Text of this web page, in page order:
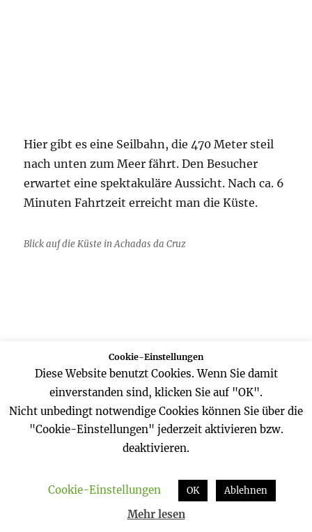
Hier gibt es eine Seilbahn, die 470 Meter steil
nach unten zum Meer fährt. Den Besucher
erwartet eine spektakuläre Aussicht. Nach ca. 6
Minuten Fahrtzeit erreicht man die Küste.
Blick auf die Küste in Achadas da Cruz
Nah einem beliebig langen Aufenthalt fährt
man in einer Gondel die Klippe entlang wieder
nach oben.
Cookie-Einstellungen
Diese Website benutzt Cookies. Wenn Sie damit
einverstanden sind, klicken Sie auf "OK".
Nicht unbedingt notwendige Cookies können Sie über die
"Cookie-Einstellungen" jederzeit aktivieren bzw.
deaktivieren.
Cookie-Einstellungen OK Ablehnen
Mehr lesen